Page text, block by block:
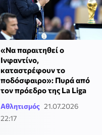
«Να παραιτηθεί ο
Ινφαντίνο,
καταστρέφουν το
ποδόσφαιρο»: Πυρά από
τον πρόεδρο της La Liga
Αθλητισμός 21.07.2026
22:17